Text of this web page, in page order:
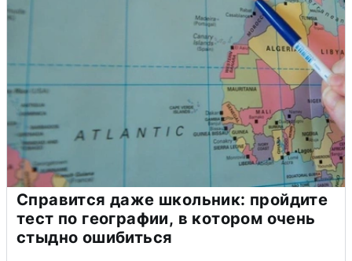
Справится даже школьник: пройдите
тест по географии, в котором очень
стыдно ошибиться